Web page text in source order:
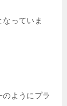
っていま
のようにプラ